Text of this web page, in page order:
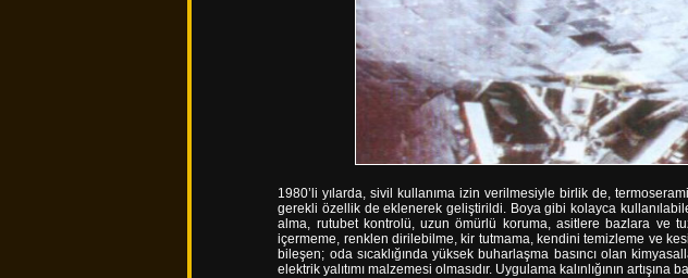
1980’li yılarda, sivil kullanıma izin verilmesiyle birlik de,
gerekli özellik de eklenerek geliştirildi. Boya gibi kolayca
alma, rutubet kontrolü, uzun ömürlü koruma, asitlere bazlara ve
içermeme, renklen dirilebilme, kir tutmama, kendini temizleme ve
bileşen; oda sıcaklığında yüksek buharlaşma basıncı olan
elektrik yalıtımı malzemesi olmasıdır. Uygulama kalınlığının